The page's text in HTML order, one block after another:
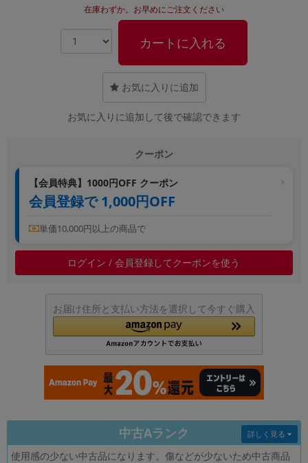
在庫わずか。お早めにご注文ください
カートに入れる
お気に入りに追加
お気に入りに追加して後で確認できます
クーポン
【会員特典】1000円OFF クーポン
会員登録で 1,000円OFF
単価10,000円以上の商品で
ログイン / 会員登録してクーポンを使う
お届け住所と支払い方法を選択して今すぐ購入
中古Aランク
使用感の少ない中古品になります。傷などが少ないため中古商品
詳しく見る
~
モニタサイズ
~
価格
年 月 まで
各項目のチェックボックスは「or検索」となります。
ただし機能別のみ「and検索」となります。